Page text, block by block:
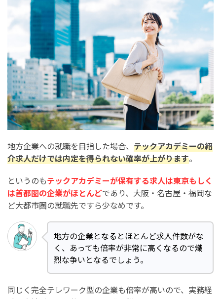
地方企業への就職を目指した場合、 テックアカデミーの紹
介求人だけでは内定を得られない確率が上がります。
というのもテックアカデミーが保有する求人は東京もしく
は首都圏の企業がほとんどであり、大阪・名古屋・福岡な
ど大都市圏の就職先ですら少なめです。
地方の企業となるとほとんど求人件数がな
く、あっても倍率が非常に高くなるので熾
烈な争いとなるでしょう。
同じく完全テレワーク型の企業も倍率が高いので、実務経